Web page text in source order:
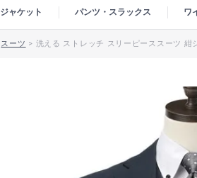
ジャケット パンツ・スラックス ワ
スーツ > 洗える ストレッチ スリーピーススーツ